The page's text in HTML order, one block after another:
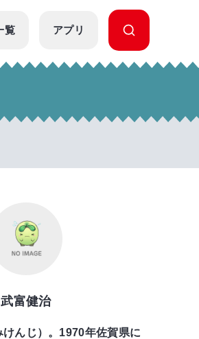
覧 アプリ
武富健治
んじ）。1970年佐賀県に